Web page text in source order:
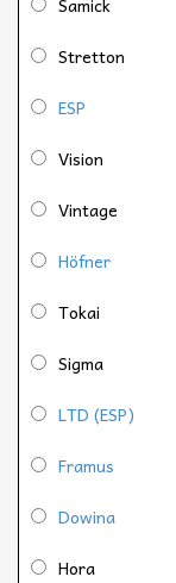
Stretton
ESP
Vision
Vintage
Höfner
Tokai
Sigma
LTD (ESP)
Framus
Dowina
Hora